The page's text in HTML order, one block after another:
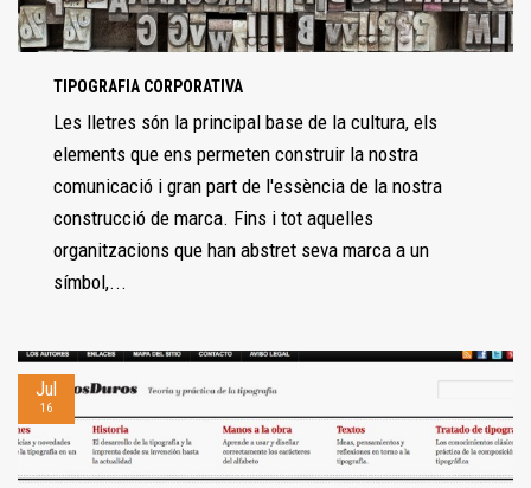
TIPOGRAFIA CORPORATIVA
Les lletres són la principal base de la cultura, els
elements que ens permeten construir la nostra
comunicació i gran part de l'essència de la nostra
construcció de marca. Fins i tot aquelles
organitzacions que han abstret seva marca a un
símbol,...
Jul
16